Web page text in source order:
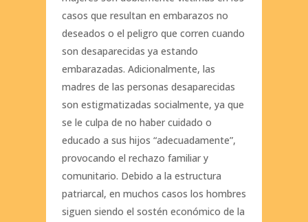
casos que resultan en embarazos no
deseados o el peligro que corren cuando
son desaparecidas ya estando
embarazadas. Adicionalmente, las
madres de las personas desaparecidas
son estigmatizadas socialmente, ya que
se le culpa de no haber cuidado o
educado a sus hijos “adecuadamente”,
provocando el rechazo familiar y
comunitario. Debido a la estructura
patriarcal, en muchos casos los hombres
siguen siendo el sostén económico de la